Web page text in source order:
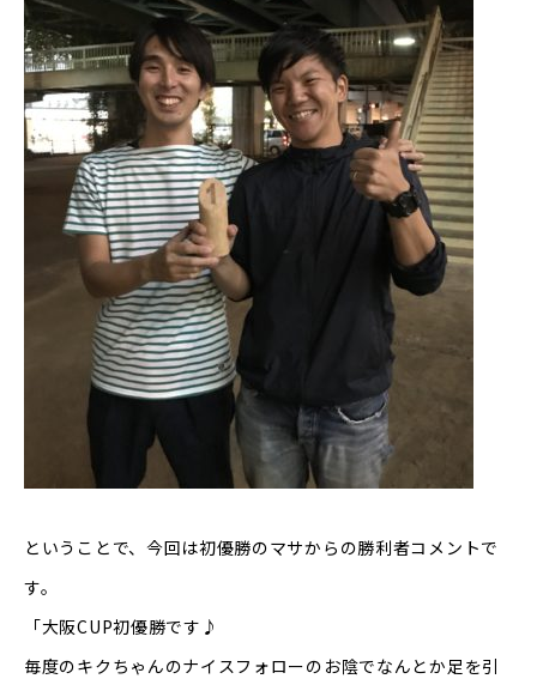
ということで、今回は初優勝のマサからの勝利者コメントで
す。
「大阪CUP初優勝です♪
毎度のキクちゃんのナイスフォローのお陰でなんとか足を引